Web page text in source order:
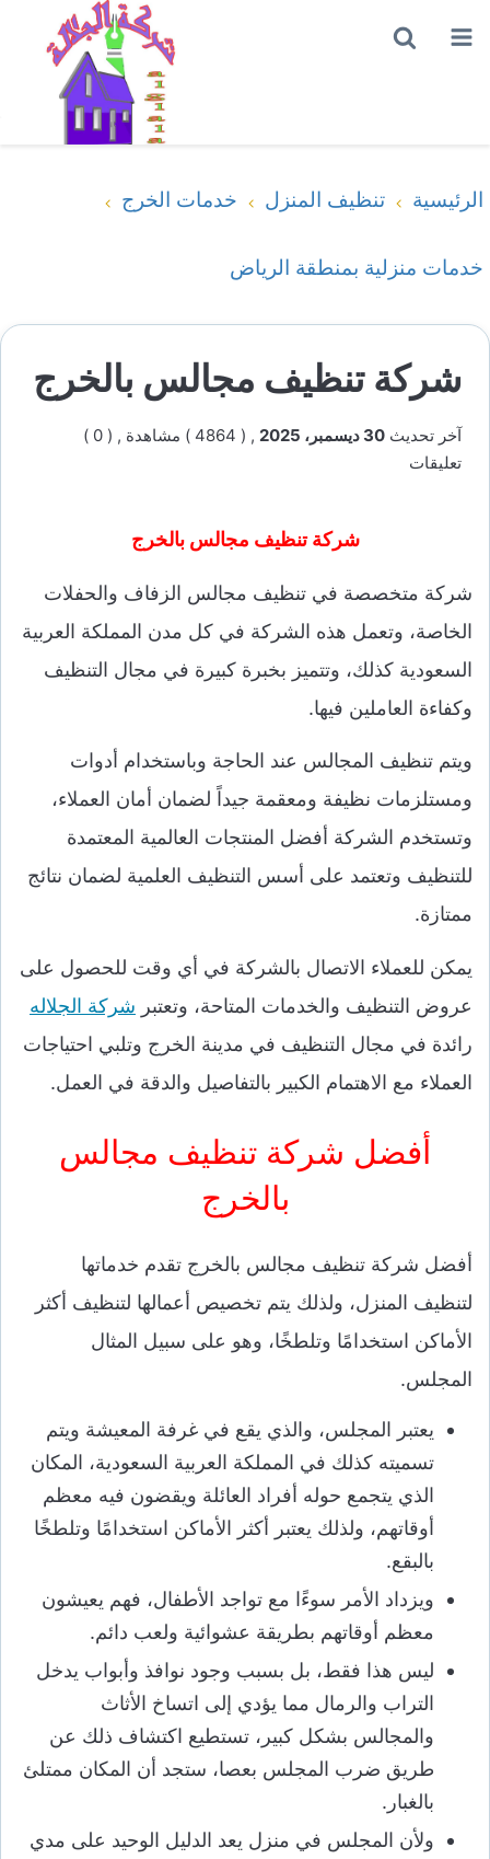
القائمة
الرئيسية تنظيف المنزل خدمات الخرج
خدمات منزلية بمنطقة الرياض
شركة تنظيف مجالس بالخرج
آخر تحديث 30 ديسمبر، 2025 , ( 4864 ) مشاهدة
, ( 0 )
تعليقات
شركة تنظيف مجالس بالخرج
شركة متخصصة في تنظيف مجالس الزفاف والحفلات
الخاصة، وتعمل هذه الشركة في كل مدن المملكة العربية
السعودية كذلك، وتتميز بخبرة كبيرة في مجال التنظيف
وكفاءة العاملين فيها.
ويتم تنظيف المجالس عند الحاجة وباستخدام أدوات
ومستلزمات نظيفة ومعقمة جيداً لضمان أمان العملاء،
وتستخدم الشركة أفضل المنتجات العالمية المعتمدة
للتنظيف وتعتمد على أسس التنظيف العلمية لضمان نتائج
ممتازة.
يمكن للعملاء الاتصال بالشركة في أي وقت للحصول على
عروض التنظيف والخدمات المتاحة، وتعتبر شركة الجلاله
رائدة في مجال التنظيف في مدينة الخرج وتلبي احتياجات
العملاء مع الاهتمام الكبير بالتفاصيل والدقة في العمل.
أفضل شركة تنظيف مجالس
بالخرج
أفضل شركة تنظيف مجالس بالخرج تقدم خدماتها
لتنظيف المنزل، ولذلك يتم تخصيص أعمالها لتنظيف أكثر
الأماكن استخدامًا وتلطخًا، وهو على سبيل المثال
المجلس.
يعتبر المجلس، والذي يقع في غرفة المعيشة ويتم
تسميته كذلك في المملكة العربية السعودية، المكان
الذي يتجمع حوله أفراد العائلة ويقضون فيه معظم
أوقاتهم، ولذلك يعتبر أكثر الأماكن استخدامًا وتلطخًا
بالبقع.
ويزداد الأمر سوءًا مع تواجد الأطفال، فهم يعيشون
معظم أوقاتهم بطريقة عشوائية ولعب دائم.
ليس هذا فقط، بل بسبب وجود نوافذ وأبواب يدخل
التراب والرمال مما يؤدي إلى اتساخ الأثاث
والمجالس بشكل كبير، تستطيع اكتشاف ذلك عن
طريق ضرب المجلس بعصا، ستجد أن المكان ممتلئ
بالغبار.
ولأن المجلس في منزل يعد الدليل الوحيد على مدي